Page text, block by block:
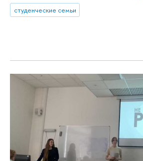
студенческие семьи